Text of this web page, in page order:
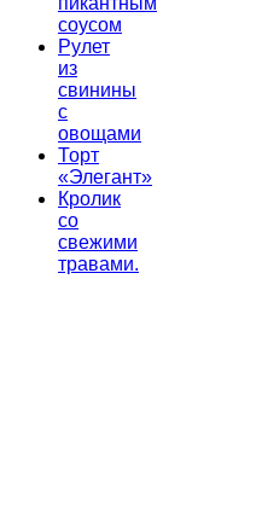
соусом
Рулет
из
свинины
с
овощами
Торт
«Элегант»
Кролик
со
свежими
травами.